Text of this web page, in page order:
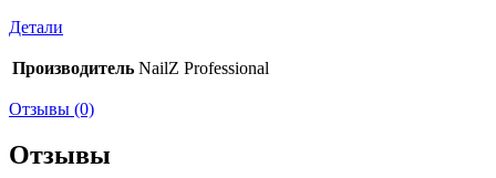
Детали
Производитель NailZ Professional
Отзывы (0)
Отзывы